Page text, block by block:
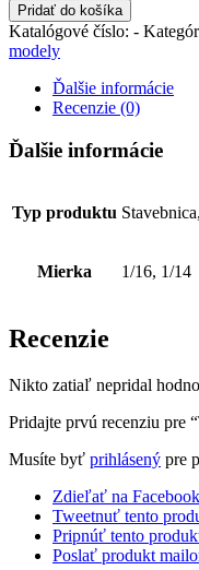
P50
1/14
Pridať do košíka
Katalógové číslo: -
modely
Ďalšie informácie
Recenzie (0)
Ďalšie informácie
Typ produktu
Mierka 1/16, 1/14
Recenzie
Nikto zatiaľ nepridal
Pridajte prvú recenziu pre
Musíte byť prihlásený pre
Zdieľať na
Tweetnuť tento
Pripnúť tento
Poslať produkt